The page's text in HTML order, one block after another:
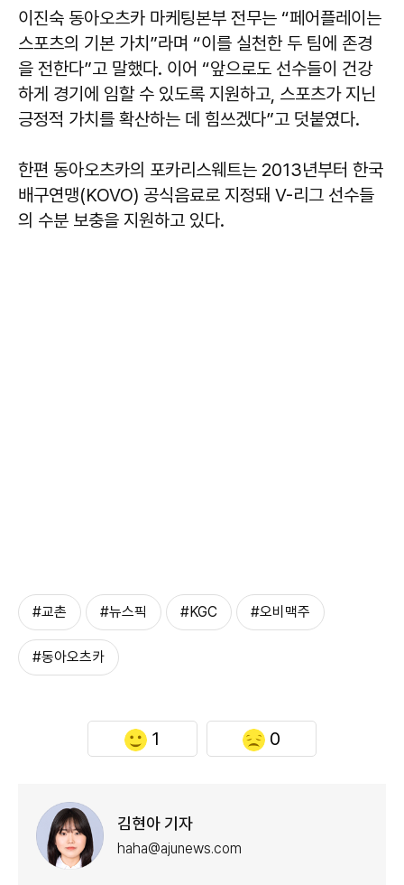
이진숙 동아오츠카 마케팅본부 전무는 “페어플레이는
스포츠의 기본 가치”라며 “이를 실천한 두 팀에 존경
을 전한다”고 말했다. 이어 “앞으로도 선수들이 건강
하게 경기에 임할 수 있도록 지원하고, 스포츠가 지닌
긍정적 가치를 확산하는 데 힘쓰겠다”고 덧붙였다.
한편 동아오츠카의 포카리스웨트는 2013년부터 한국
배구연맹(KOVO) 공식음료로 지정돼 V-리그 선수들
의 수분 보충을 지원하고 있다.
#교촌 #뉴스픽 #KGC #오비맥주
#동아오츠카
1 0
김현아 기자
haha@ajunews.com